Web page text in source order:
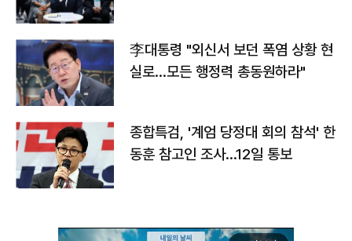
李대통령 "외신서 보던 폭염 상황 현
실로…모든 행정력 총동원하라"
종합특검, '계엄 당정대 회의 참석' 한
동훈 참고인 조사...12일 통보